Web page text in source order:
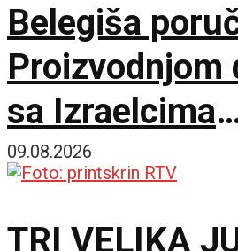
Belegiša
Proizvodnjom
sa Izraelcima
postajemo
09.08.2026
TRI VELIKA